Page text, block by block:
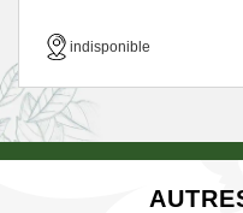
indisponible